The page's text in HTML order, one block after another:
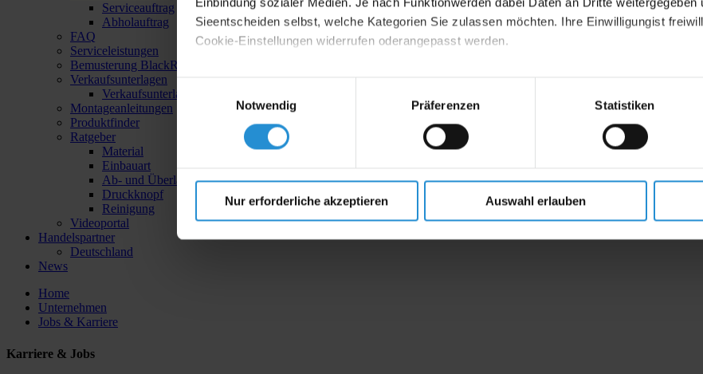
Sieentscheiden selbst, welche Kategorien Sie zulassen möchten. Ihre Einwilligungist
Cookie-Einstellungen widerrufen oderangepasst werden.
Impressum
Notwendig
Präferenzen Statistiken
Nur erforderliche akzeptieren Auswahl erlauben
Serviceauftrag
Abholauftrag
FAQ
Serviceleistungen
Bemusterung BlackRange & IceDesign
Verkaufsunterlagen
Verkaufsunterlagen - Bestätigung
Montageanleitungen
Produktfinder
Ratgeber
Material
Einbauart
Ab- und Überlauftechnik
Druckknopf
Reinigung
Videoportal
Handelspartner
Deutschland
News
Home
Unternehmen
Jobs & Karriere
Karriere & Jobs